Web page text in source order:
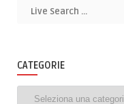
CATEGORIE